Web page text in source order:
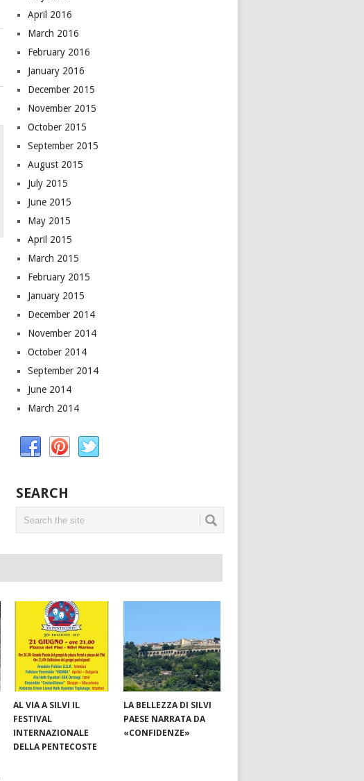
April 2016
March 2016
February 2016
January 2016
December 2015
November 2015
October 2015
September 2015
August 2015
July 2015
June 2015
May 2015
April 2015
March 2015
February 2015
January 2015
December 2014
November 2014
October 2014
September 2014
June 2014
March 2014
SEARCH
AL VIA A SILVI IL
FESTIVAL
INTERNAZIONALE
DELLA PENTECOSTE
LA BELLEZZA DI SILVI
PAESE NARRATA DA
«CONFIDENZE»